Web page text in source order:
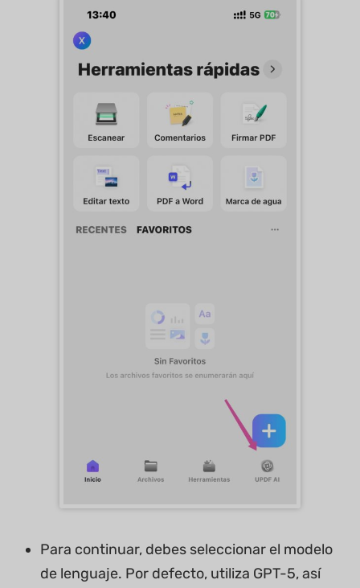
Para continuar, debes seleccionar el modelo
de lenguaje. Por defecto, utiliza GPT-5, así